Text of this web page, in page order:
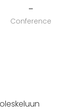
-
Conference